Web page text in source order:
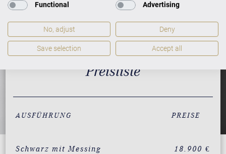
Preisliste
AUSFÜHRUNG PREISE
Schwarz mit Messing 18.900 €
Functional Advertising
No, adjust Deny
Save selection Accept all